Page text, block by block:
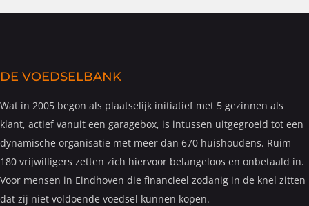
DE VOEDSELBANK
Wat in 2005 begon als plaatselijk initiatief met 5 gezinnen als
klant, actief vanuit een garagebox, is intussen uitgegroeid tot een
dynamische organisatie met meer dan 670 huishoudens. Ruim
180 vrijwilligers zetten zich hiervoor belangeloos en onbetaald in.
Voor mensen in Eindhoven die financieel zodanig in de knel zitten
dat zij niet voldoende voedsel kunnen kopen.